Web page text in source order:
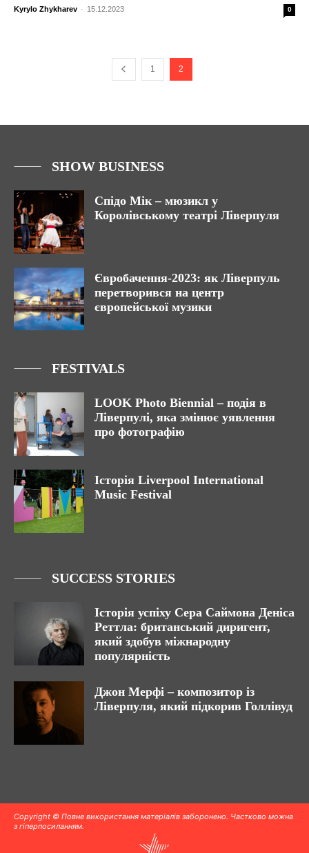
Kyrylo Zhykharev - 15.12.2023 0
1 2
SHOW BUSINESS
Спідо Мік – мюзикл у
Королівському театрі Ліверпуля
Євробачення-2023: як Ліверпуль
перетворився на центр
європейської музики
FESTIVALS
LOOK Photo Biennial – подія в
Ліверпулі, яка змінює уявлення
про фотографію
Історія Liverpool International
Music Festival
SUCCESS STORIES
Історія успіху Сера Саймона Деніса
Реттла: британський диригент,
який здобув міжнародну
популярність
Джон Мерфі – композитор із
Ліверпуля, який підкорив Голлівуд
Copyright © Повне використання матеріалів заборонено. Частково можна
з гіперпосиланням.